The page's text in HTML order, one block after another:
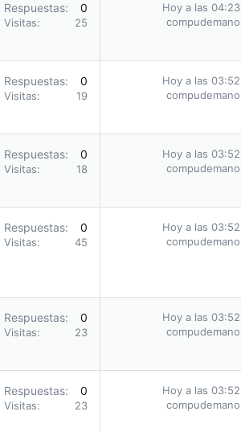
Respuestas 0
Visitas 25
Hoy a las 04:23
compudemano
Respuestas 0
Visitas 19
Hoy a las 03:52
compudemano
Respuestas 0
Visitas 18
Hoy a las 03:52
compudemano
Respuestas 0
Visitas 45
Hoy a las 03:52
compudemano
Respuestas 0
Visitas 23
Hoy a las 03:52
compudemano
Respuestas 0
Visitas 23
Hoy a las 03:52
compudemano